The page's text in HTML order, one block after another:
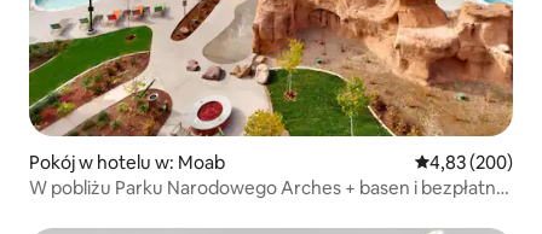
Pokój w hotelu w: Moab Średnia
4,83 (200)
W pobliżu Parku Narodowego Arches + basen i bezpłatne